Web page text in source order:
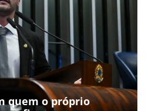
quem o próprio